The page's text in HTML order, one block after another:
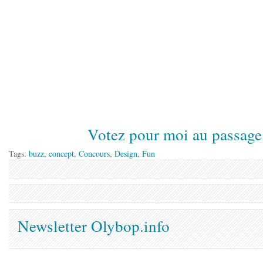
Votez pour moi au
Tags: buzz, concept, Concours, Design, Fun
Newsletter Olybop.info